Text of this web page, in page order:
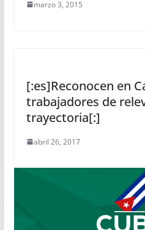
marzo 3, 2015
[:es]Reconocen en
trabajadores de
trayectoria[:]
abril 26, 2017